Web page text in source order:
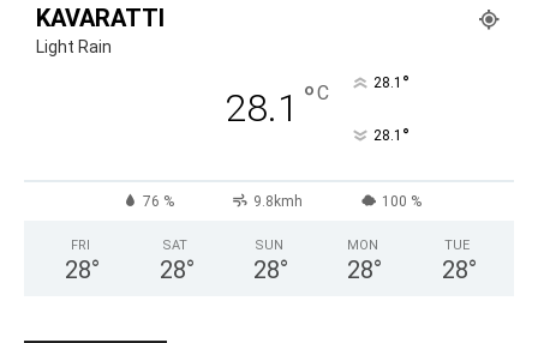
KAVARATTI
Light Rain
28.1 °C 28.1 °
28.1 °
76 % 9.8kmh 100 %
FRI
28°
SAT
28°
SUN
28°
MON
28°
TUE
28°